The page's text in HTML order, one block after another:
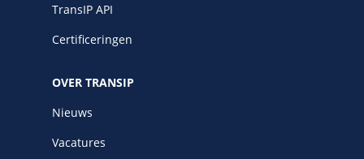
TransIP API
Certificeringen
OVER TRANSIP
Nieuws
Vacatures